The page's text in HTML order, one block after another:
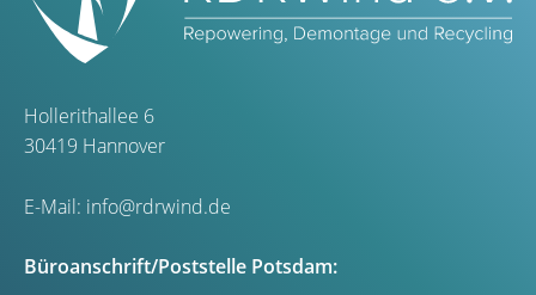
Hollerithallee 6
30419 Hannover
E-Mail: info@rdrwind.de
Büroanschrift/Poststelle Potsdam: